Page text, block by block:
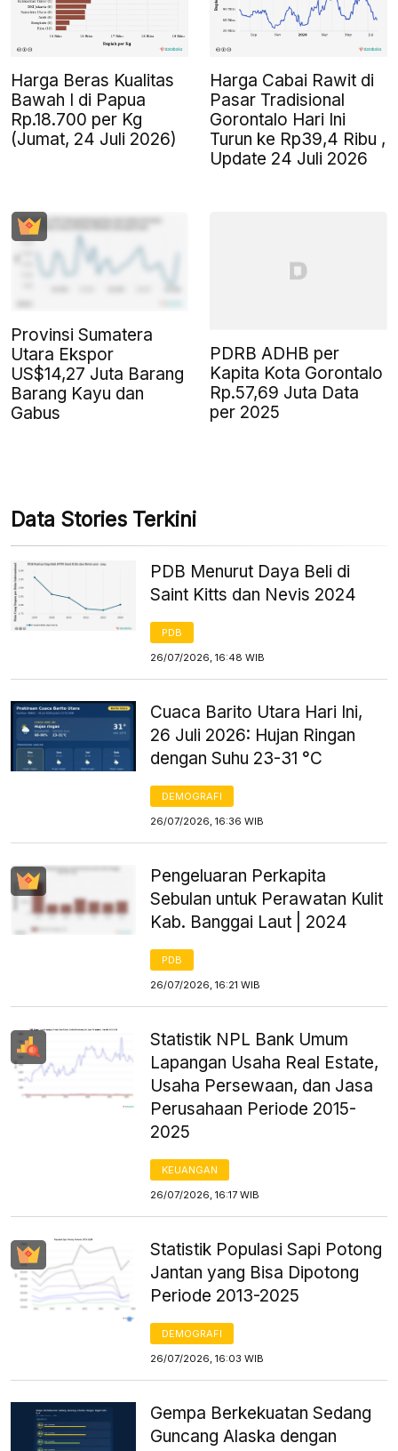
Harga Beras Kualitas
Bawah I di Papua
Rp.18.700 per Kg
(Jumat, 24 Juli 2026)
Harga Cabai Rawit di
Pasar Tradisional
Gorontalo Hari Ini
Turun ke Rp39,4 Ribu ,
Update 24 Juli 2026
Provinsi Sumatera
Utara Ekspor
US$14,27 Juta Barang
Barang Kayu dan
Gabus
PDRB ADHB per
Kapita Kota Gorontalo
Rp.57,69 Juta Data
per 2025
Data Stories Terkini
PDB Menurut Daya Beli di
Saint Kitts dan Nevis 2024
PDB
26/07/2026, 16:48 WIB
Cuaca Barito Utara Hari Ini,
26 Juli 2026: Hujan Ringan
dengan Suhu 23-31 °C
DEMOGRAFI
26/07/2026, 16:36 WIB
Pengeluaran Perkapita
Sebulan untuk Perawatan Kulit
Kab. Banggai Laut | 2024
PDB
26/07/2026, 16:21 WIB
Statistik NPL Bank Umum
Lapangan Usaha Real Estate,
Usaha Persewaan, dan Jasa
Perusahaan Periode 2015-
2025
KEUANGAN
26/07/2026, 16:17 WIB
Statistik Populasi Sapi Potong
Jantan yang Bisa Dipotong
Periode 2013-2025
DEMOGRAFI
26/07/2026, 16:03 WIB
Gempa Berkekuatan Sedang
Guncang Alaska dengan